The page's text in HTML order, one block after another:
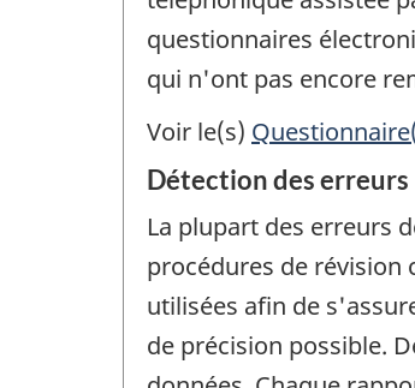
questionnaires
qui n'ont pas encore
Voir le(s)
Détection des erreurs
La plupart des erreurs
procédures de révision
utilisées afin de
de précision possible.